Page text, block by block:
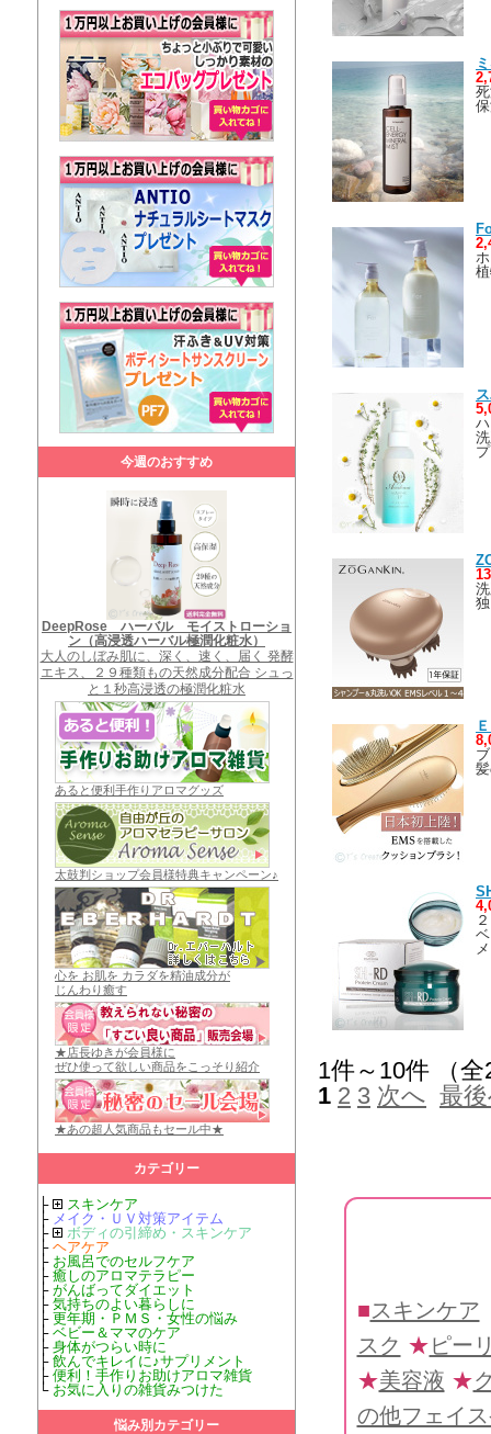
今週のおすすめ
DeepRose ハーバル モイストローショ
ン（高浸透ハーバル極潤化粧水）
大人のしぼみ肌に、深く、速く、届く 発酵
エキス、２９種類もの天然成分配合 シュっ
と１秒高浸透の極潤化粧水
あると便利手作りアロマグッズ
太鼓判ショップ会員様特典キャンペーン♪
心を お肌を カラダを精油成分が
じんわり癒す
★店長ゆきが会員様に
ぜひ使って欲しい商品をこっそり紹介
★あの超人気商品もセール中★
カテゴリー
├
スキンケア
├ メイク・ＵＶ対策アイテム
├
ボディの引締め・スキンケア
├ ヘアケア
├ お風呂でのセルフケア
├ 癒しのアロマテラピー
├ がんばってダイエット
├ 気持ちのよい暮らしに
├ 更年期・ＰＭＳ・女性の悩み
├ ベビー＆ママのケア
├ 身体がつらい時に
├ 飲んでキレイに♪サプリメント
├ 便利！手作りお助けアロマ雑貨
└ お気に入りの雑貨みつけた
悩み別カテゴリー
プ
1件～10件 （
1 2 3 次へ 最
■スキンケア
スク ★ピー
★美容液 ★
の他フェイ